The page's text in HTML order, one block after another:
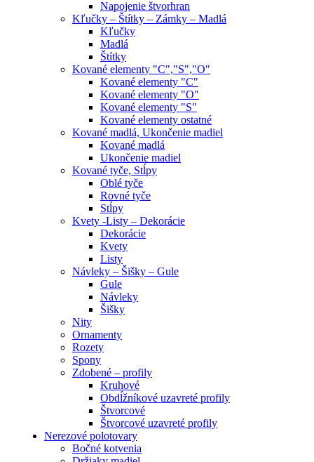
Napojenie štvorhran
Kľučky – Štítky – Zámky – Madlá
Kľučky
Madlá
Štítky
Kované elementy "C","S","O"
Kované elementy "C"
Kované elementy "O"
Kované elementy "S"
Kované elementy ostatné
Kované madlá, Ukončenie madiel
Kované madlá
Ukončenie madiel
Kované tyče, Stĺpy
Oblé tyče
Rovné tyče
Stĺpy
Kvety -Listy – Dekorácie
Dekorácie
Kvety
Listy
Návleky – Šišky – Gule
Gule
Návleky
Šišky
Nity
Ornamenty
Rozety
Spony
Zdobené – profily
Kruhové
Obdĺžníkové uzavreté profily
Štvorcové
Štvorcové uzavreté profily
Nerezové polotovary
Bočné kotvenia